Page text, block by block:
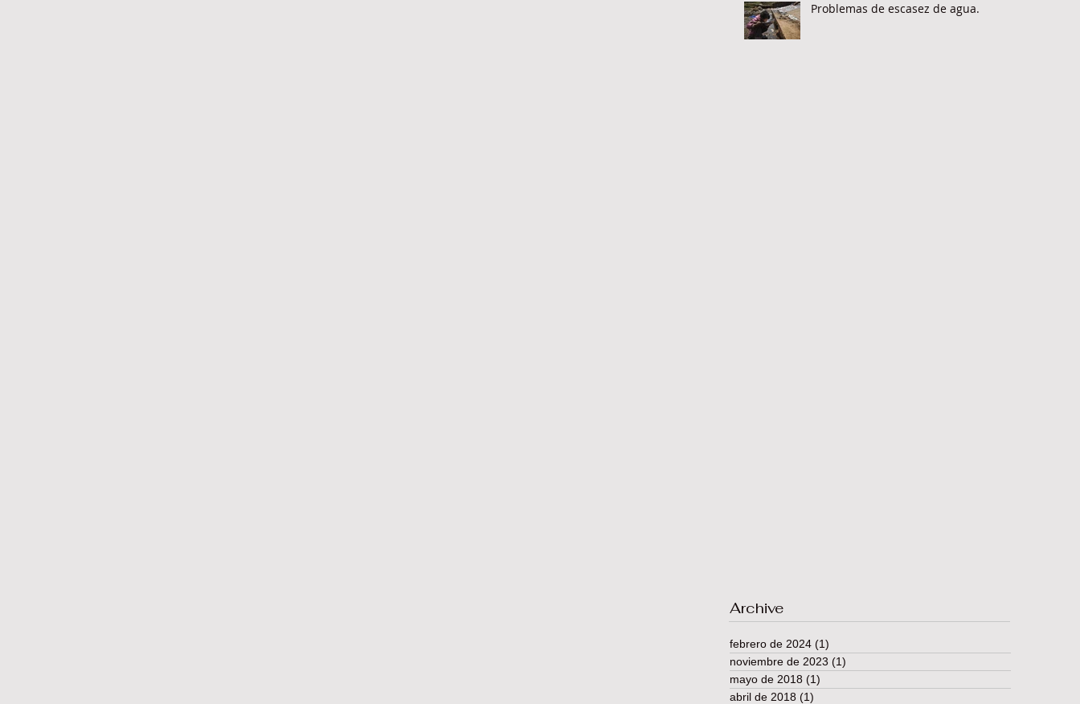
Problemas de escasez de agua.
Archive
febrero de 2024 (1)
noviembre de 2023 (1)
mayo de 2018 (1)
abril de 2018 (1)